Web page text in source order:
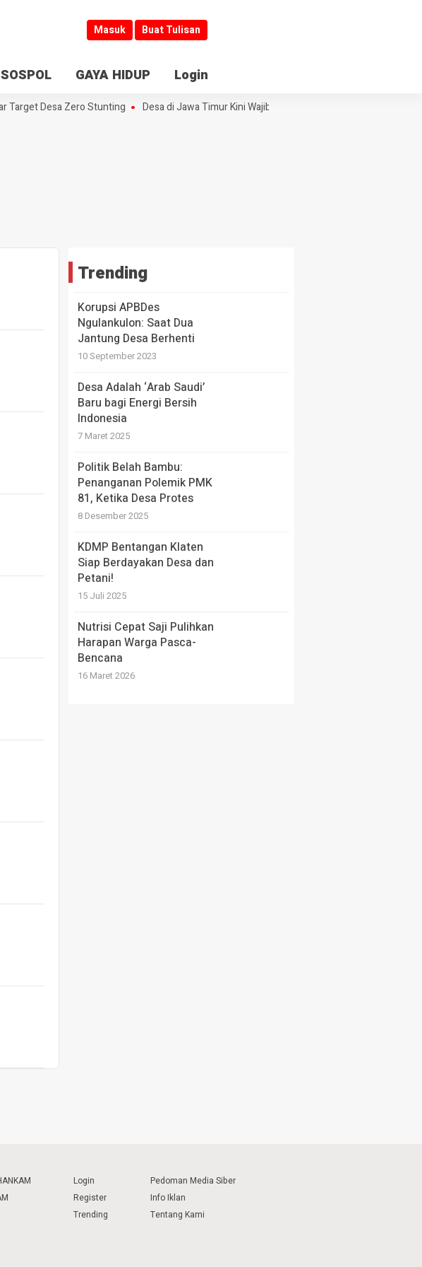
Masuk Buat Tulisan
SOSPOL GAYA HIDUP Login
Desa Zero Stunting Desa di Jawa Timur Kini Wajib Buka Informasi
Trending
Korupsi APBDes
Ngulankulon: Saat Dua
Jantung Desa Berhenti
10 September 2023
Desa Adalah ‘Arab Saudi’
Baru bagi Energi Bersih
Indonesia
7 Maret 2025
Politik Belah Bambu:
Penanganan Polemik PMK
81, Ketika Desa Protes
8 Desember 2025
KDMP Bentangan Klaten
Siap Berdayakan Desa dan
Petani!
15 Juli 2025
Nutrisi Cepat Saji Pulihkan
Harapan Warga Pasca-
Bencana
16 Maret 2026
Login
Register
Trending
Pedoman Media Siber
Info Iklan
Tentang Kami